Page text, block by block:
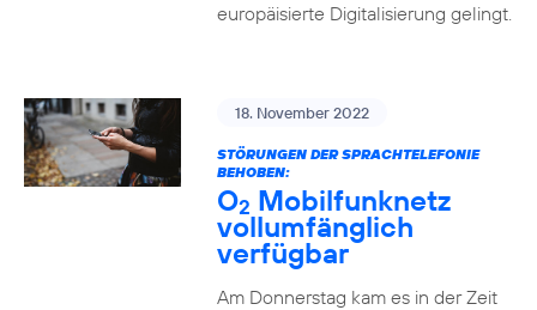
europäisierte Digitalisierung gelingt.
18. November 2022
STÖRUNGEN DER SPRACHTELEFONIE
BEHOBEN:
O2 Mobilfunknetz
vollumfänglich
verfügbar
Am Donnerstag kam es in der Zeit